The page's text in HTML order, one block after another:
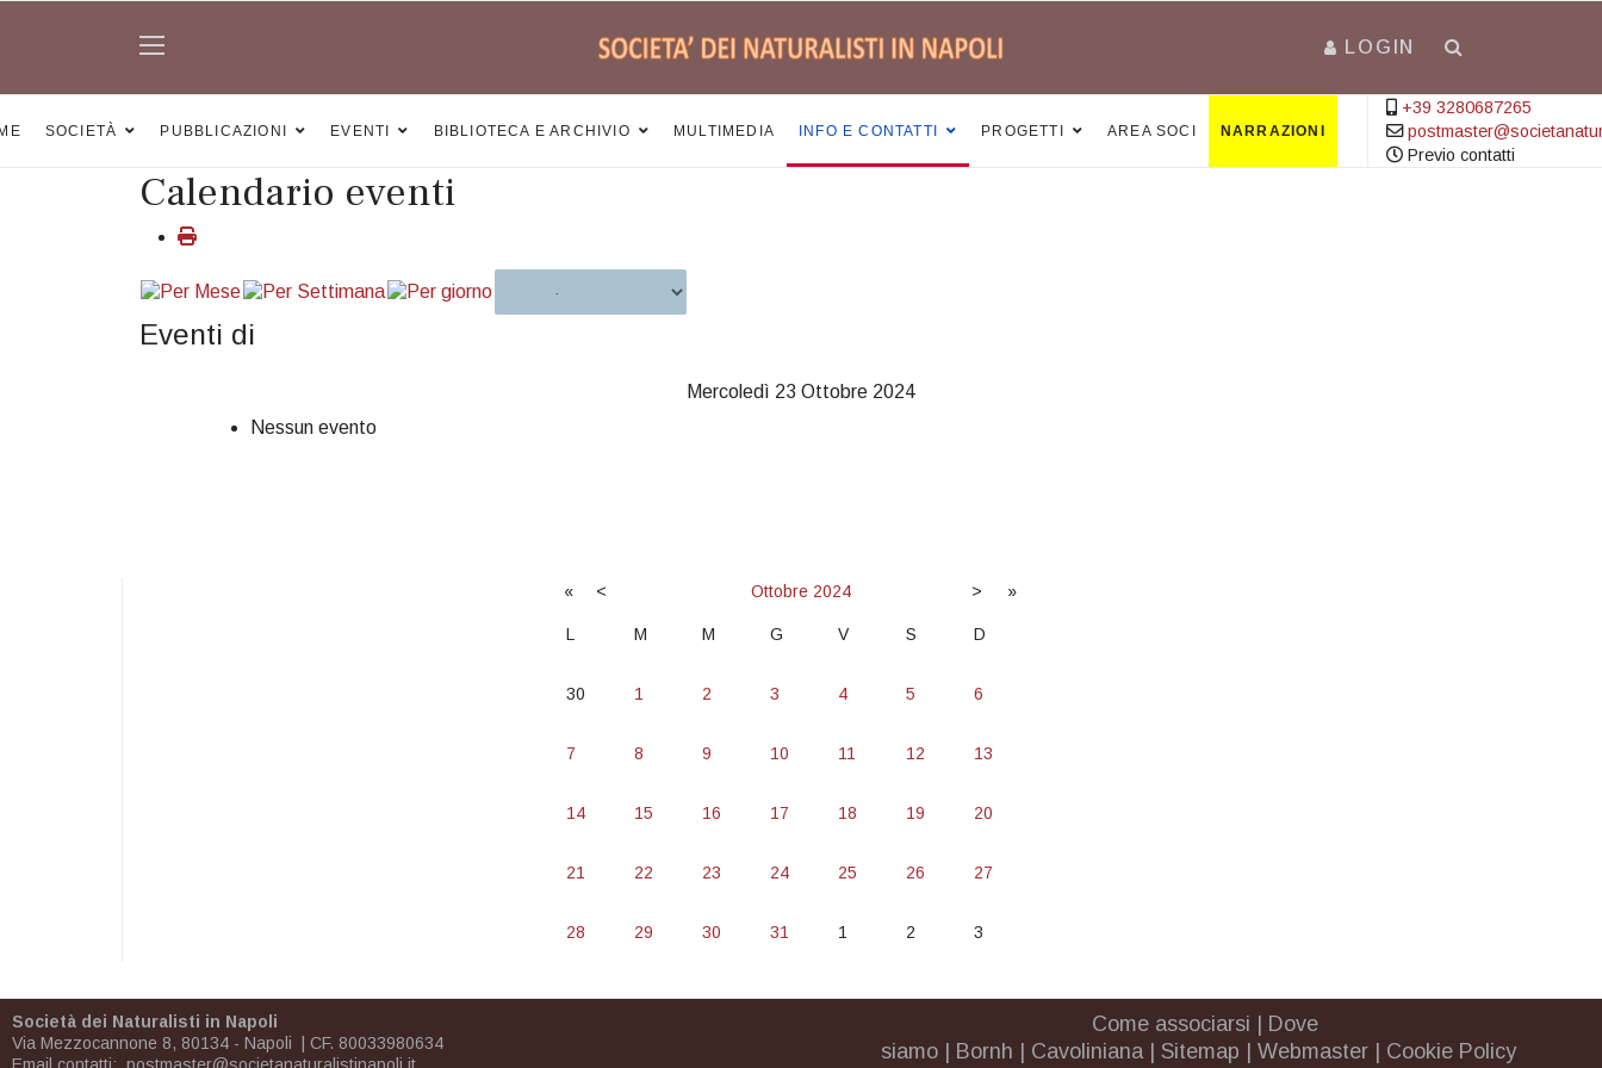
LOGIN
SOCIETÀ PUBBLICAZIONI EVENTI BIBLIOTECA E ARCHIVIO MULTIMEDIA INFO E CONTATTI PROGETTI AREA SOCI NARRAZIONI
+39 3280687265
Previo contatti
Calendario eventi
Eventi di
Mercoledì 23 Ottobre 2024
Nessun evento
« < Ottobre 2024 > »
L M M G V S D
30 1 2 3 4 5 6
7 8 9 10 11 12 13
14 15 16 17 18 19 20
21 22 23 24 25 26 27
28 29 30 31 1 2 3
Società dei Naturalisti in Napoli
Via Mezzocannone 8, 80134 - Napoli | CF. 80033980634
Come associarsi
Dove
siamo
Bornh Cavoliniana| Sitemap Webmaster Cookie Policy